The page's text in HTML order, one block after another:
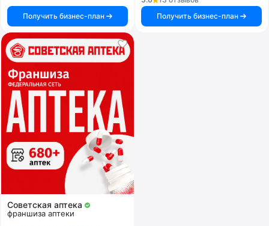
Получить бизнес-план
Получить бизнес-план
Советская аптека
франшиза аптеки